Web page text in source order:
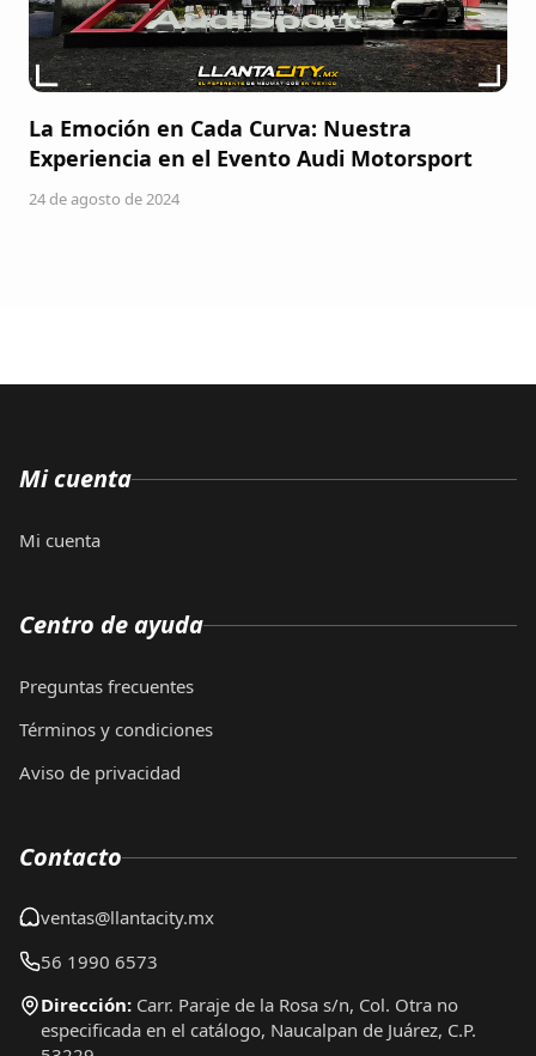
La Emoción en Cada Curva: Nuestra
Experiencia en el Evento Audi Motorsport
24 de agosto de 2024
Mi cuenta
Mi cuenta
Centro de ayuda
Preguntas frecuentes
Términos y condiciones
Aviso de privacidad
Contacto
ventas@llantacity.mx
56 1990 6573
Dirección: Carr. Paraje de la Rosa s/n, Col. Otra no
especificada en el catálogo, Naucalpan de Juárez, C.P.